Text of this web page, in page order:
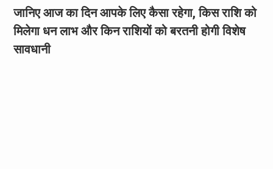
जानिए आज का दिन आपके लिए कैसा रहेगा, किस राशि को
मिलेगा धन लाभ और किन राशियों को बरतनी होगी विशेष
सावधानी